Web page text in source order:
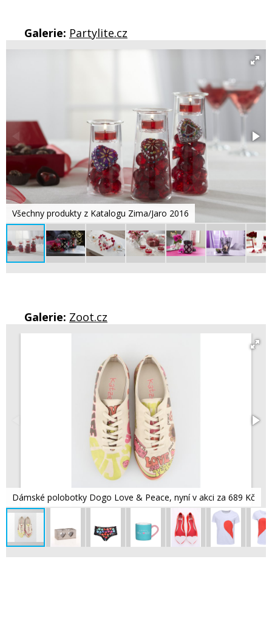
Galerie: Partylite.cz
Všechny produkty z Katalogu Zima/Jaro 2016
Galerie: Zoot.cz
Dámské polobotky Dogo Love & Peace, nyní v akci za 689 Kč